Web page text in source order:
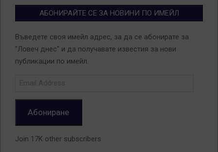
АБОНИРАЙТЕ СЕ ЗА НОВИНИ ПО ИМЕЙЛ
Въведете своя имейл адрес, за да се абонирате за
"Ловеч днес" и да получавате известия за нови
публикации по имейл.
Абониране
Join 17K other subscribers